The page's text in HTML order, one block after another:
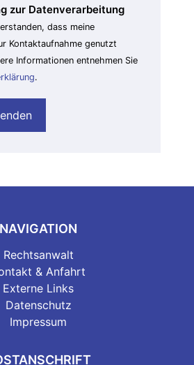
zur Datenverarbeitung
dass meine
Kontaktaufnahme genutzt
Informationen entnehmen Sie
.
NAVIGATION
Rechtsanwalt
& Anfahrt
Externe Links
Datenschutz
Impressum